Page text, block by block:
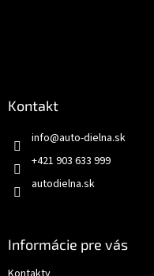
Kontakt
info@auto-dielna.sk
+421 903 633 999
autodielna.sk
Informácie pre vás